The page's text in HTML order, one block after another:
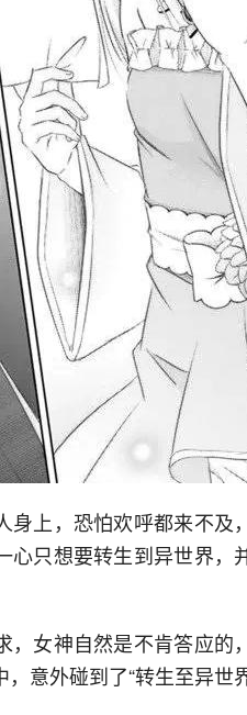
身上，恐怕欢呼都来不及
心只想要转生到异世界，
，女神自然是不肯答应的
意外碰到了“转生至异世